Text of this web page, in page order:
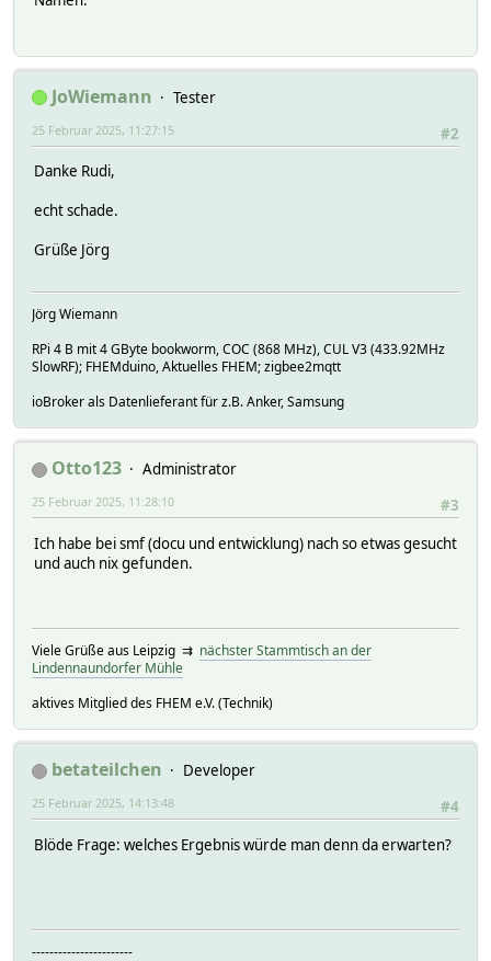
JoWiemann
Tester
#2
25 Februar 2025, 11:27:15
Danke Rudi,
echt schade.
Grüße Jörg
Jörg Wiemann
RPi 4 B mit 4 GByte bookworm, COC (868 MHz), CUL V3 (433.92MHz
SlowRF); FHEMduino, Aktuelles FHEM; zigbee2mqtt
ioBroker als Datenlieferant für z.B. Anker, Samsung
Otto123
Administrator
#3
25 Februar 2025, 11:28:10
Ich habe bei smf (docu und entwicklung) nach so etwas gesucht
und auch nix gefunden.
Viele Grüße aus Leipzig ⇉ nächster Stammtisch an der
Lindennaundorfer Mühle
aktives Mitglied des FHEM e.V. (Technik)
betateilchen
Developer
#4
25 Februar 2025, 14:13:48
Blöde Frage: welches Ergebnis würde man denn da erwarten?
-----------------------